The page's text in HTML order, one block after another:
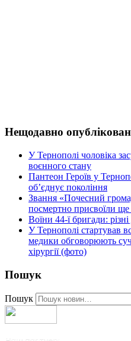
Нещодавно
У Тернополі чоловіка
воєнного стану
Пантеон Героїв у
об’єднує покоління
Звання «Почесний
посмертно присвоїли ще
Воїни 44-ї бригади:
У Тернополі стартував
медики обговорюють
хірургії (фото)
Пошук
Пошук